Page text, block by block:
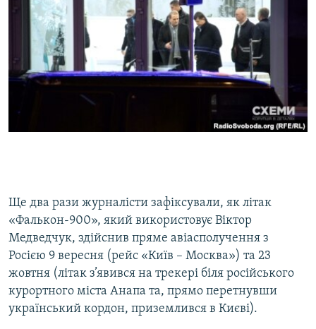
Ще два рази журналісти зафіксували, як літак
«Фалькон-900», який використовує Віктор
Медведчук, здійснив пряме авіасполучення з
Росією 9 вересня (рейс «Київ – Москва») та 23
жовтня (літак з’явився на трекері біля російського
курортного міста Анапа та, прямо перетнувши
український кордон, приземлився в Києві).